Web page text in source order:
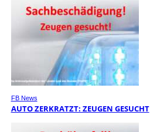
FB News
AUTO ZERKRATZT: ZEUGEN GESUCHT